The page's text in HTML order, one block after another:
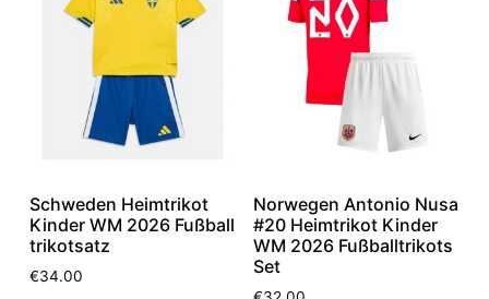
Schweden Heimtrikot
Kinder WM 2026 Fußball
trikotsatz
€34.00
Norwegen Antonio Nusa
#20 Heimtrikot Kinder
WM 2026 Fußballtrikots
Set